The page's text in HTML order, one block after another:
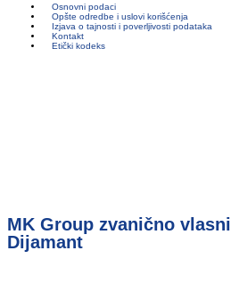
Osnovni podaci
Opšte odredbe i uslovi korišćenja
Izjava o tajnosti i poverljivosti podataka
Kontakt
Etički kodeks
MK Group zvanično
Dijamant